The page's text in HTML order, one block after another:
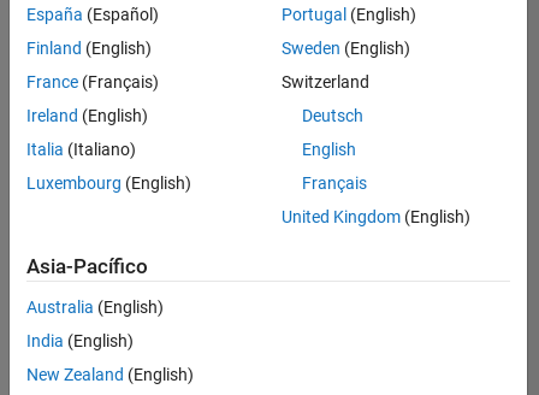
han
traducido
todos
los
empleos.
Busque
por
ubicación
todos
empleos
en su
zona.
España (Español)
Finland (English)
France (Français)
Ireland (English)
Italia (Italiano)
Luxembourg (English)
Portugal (English)
Sweden (English)
Switzerland
Deutsch
English
Français
United Kingdom(English)
Asia-Pacífico
Australia (English)
India (English)
New Zealand (English)